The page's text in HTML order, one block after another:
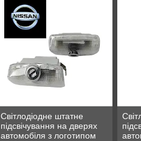
Світлодіодне штатне
підсвічування на дверях
автомобіля з логотипом